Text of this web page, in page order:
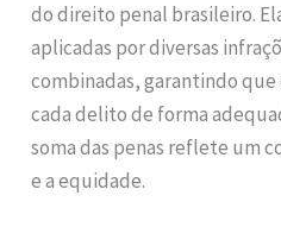
do direito penal brasileiro.
aplicadas por diversas
combinadas, garantindo
cada delito de forma
soma das penas reflete um
e a equidade.